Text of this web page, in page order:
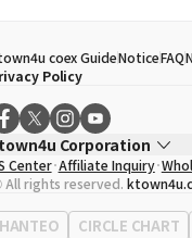
coex GuideNoticeFAQ
Policy
Corporation
Song Hyo Min
Registration No. 120-87-
Address513, Yeongdong-
Center Affiliate Inquiry
rights reserved.
HANTEO CIRCLE CHART